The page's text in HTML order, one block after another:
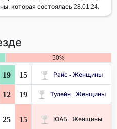
которая состоялась 28.01.24.
50%
19 15 Райс - Женщины
12 19 Тулейн - Женщины
25 15 ЮАБ - Женщины